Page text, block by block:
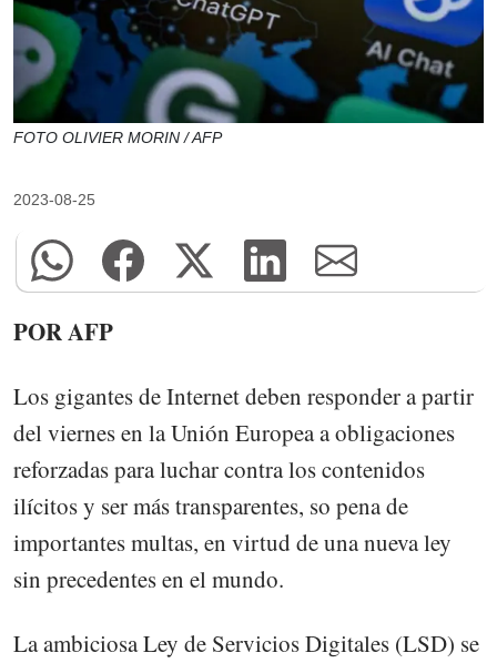
FOTO OLIVIER MORIN / AFP
2023-08-25
POR AFP
Los gigantes de Internet deben responder a partir
del viernes en la Unión Europea a obligaciones
reforzadas para luchar contra los contenidos
ilícitos y ser más transparentes, so pena de
importantes multas, en virtud de una nueva ley
sin precedentes en el mundo.
La ambiciosa Ley de Servicios Digitales (LSD) se